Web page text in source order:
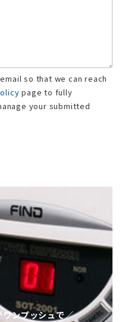
so that we can reach
page to fully
your submitted
ワンプッシュで／